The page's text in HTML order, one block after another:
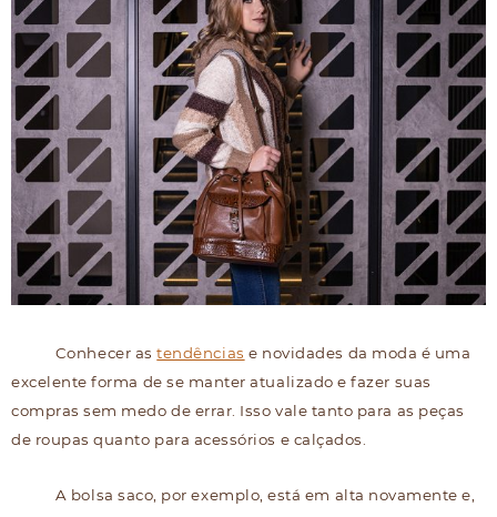
Conhecer astendências e novidades da moda é uma
excelente forma de se manter atualizado e fazer suas
compras sem medo de errar. Isso vale tanto para as peças
de roupas quanto para acessórios e calçados.
A bolsa saco, por exemplo, está em alta novamente e,